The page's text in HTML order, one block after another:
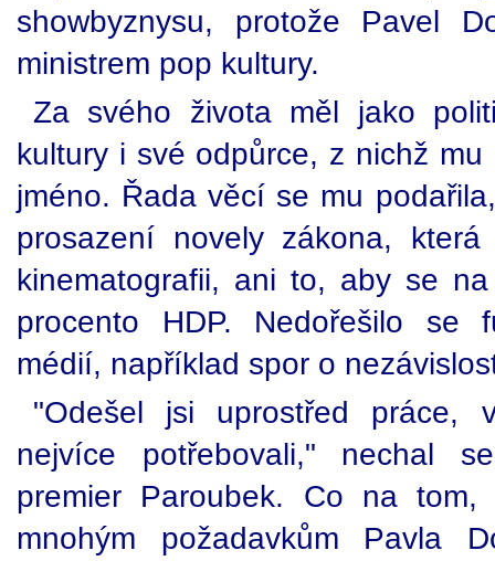
showbyznysu, protože Pavel
ministrem pop kultury.
Za svého života měl jako
kultury i své odpůrce, z nichž
jméno. Řada věcí se mu
prosazení novely zákona,
kinematografii, ani to, aby se
procento HDP. Nedořešilo se
médií, například spor o
"Odešel jsi uprostřed práce,
nejvíce potřebovali," nechal
premier Paroubek. Co na
mnohým požadavkům Pavla